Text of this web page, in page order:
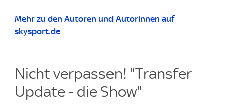
Mehr zu den Autoren und Autorinnen auf
skysport.de
Nicht verpassen! "Transfer
Update - die Show"